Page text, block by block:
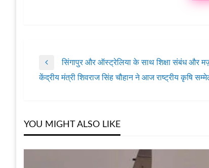
पोस्ट
Previous
Post
सिंगापुर और ऑस्ट्रेलिया के साथ शिक्षा संबंध और
Next
केंद्रीय मंत्री शिवराज सिंह चौहान ने आज राष्ट्रीय कृषि
YOU MIGHT ALSO LIKE